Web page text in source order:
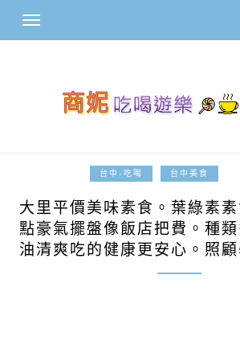
台中-吃喝 台中美食
大里平價美味素食。葉綠素
點豪氣擺盤像飯店把費。種
油清爽吃的健康更安心。照